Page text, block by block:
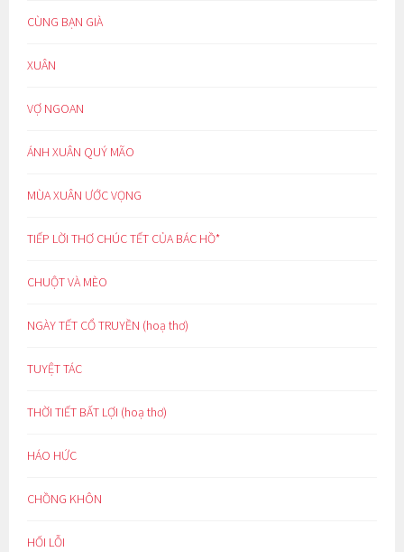
CÙNG BẠN GIÀ
XUÂN
VỢ NGOAN
ÁNH XUÂN QUÝ MÃO
MÙA XUÂN ƯỚC VỌNG
TIẾP LỜI THƠ CHÚC TẾT CỦA BÁC HỒ*
CHUỘT VÀ MÈO
NGÀY TẾT CỔ TRUYỀN (hoạ thơ)
TUYỆT TÁC
THỜI TIẾT BẤT LỢI (hoạ thơ)
HÁO HỨC
CHỒNG KHÔN
HỐI LỖI